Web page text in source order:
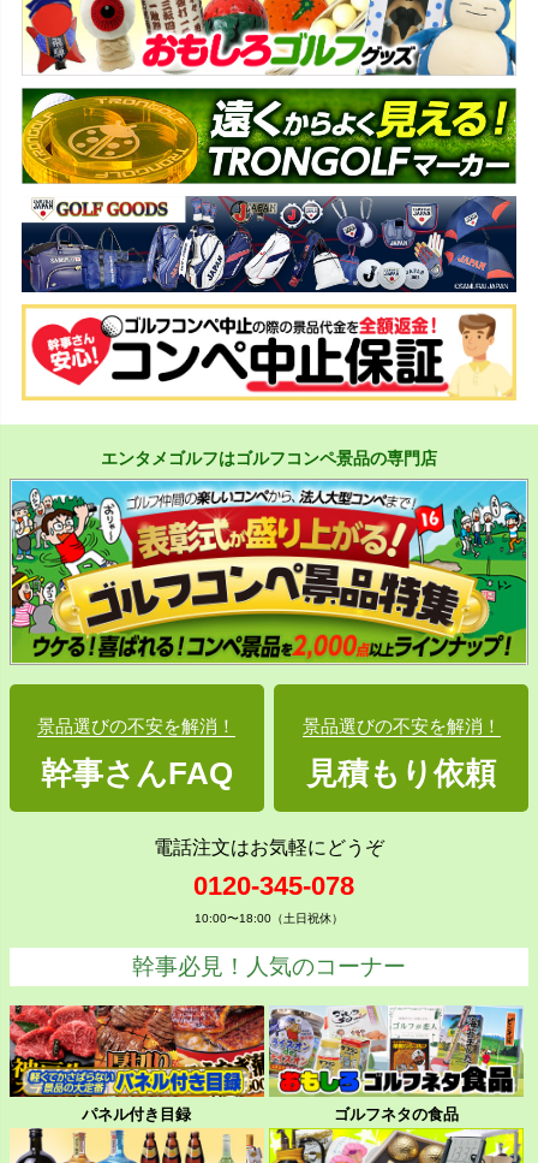
エンタメゴルフはゴルフコンペ景品の専門店
景品選びの不安を解消！
幹事さんFAQ
景品選びの不安を解消！
見積もり依頼
電話注文はお気軽にどうぞ
0120-345-078
10:00〜18:00（土日祝休）
幹事必見！人気のコーナー
パネル付き目録 ゴルフネタの食品